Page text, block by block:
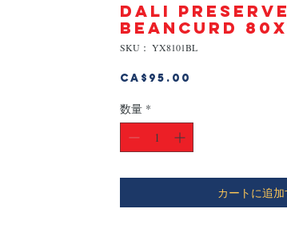
DALI
BEANCURD
SKU： YX8101BL
CA$95.00
数量 *
カートに追加